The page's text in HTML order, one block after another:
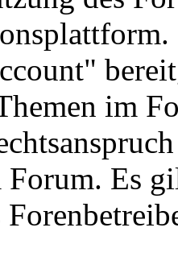
im
Forum. Es